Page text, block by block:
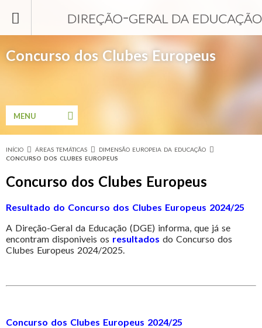
Concurso dos Clubes Europeus
Está aqui
INÍCIO ÁREAS TEMÁTICAS
DIMENSÃO EUROPEIA DA EDUCAÇÃO
CONCURSO DOS CLUBES EUROPEUS
Concurso dos Clubes Europeus
Resultado do Concurso dos Clubes Europeus 2024/25
A Direção-Geral da Educação (DGE) informa, que já se
encontram disponiveis os resultados do Concurso dos
Clubes Europeus 2024/2025.
Concurso dos Clubes Europeus 2024/25
MENU